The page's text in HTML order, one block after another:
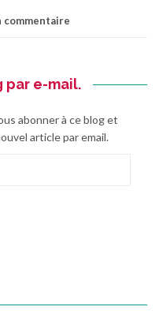
commentaire
par e-mail.
abonner à ce blog et
article par email.